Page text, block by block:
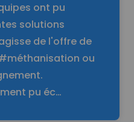
ont pu
solutions
de l'offre de
ou
pu éc…